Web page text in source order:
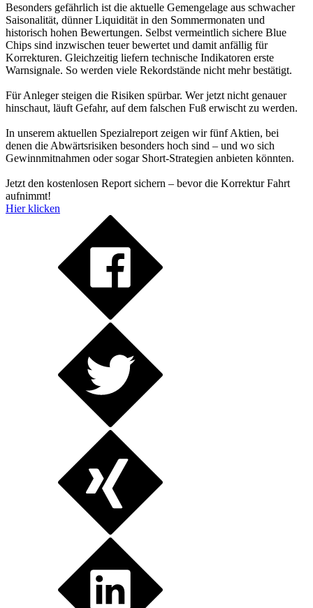
Besonders gefährlich ist die aktuelle Gemengelage aus schwacher
Saisonalität, dünner Liquidität in den Sommermonaten und
historisch hohen Bewertungen. Selbst vermeintlich sichere Blue
Chips sind inzwischen teuer bewertet und damit anfällig für
Korrekturen. Gleichzeitig liefern technische Indikatoren erste
Warnsignale. So werden viele Rekordstände nicht mehr bestätigt.
Für Anleger steigen die Risiken spürbar. Wer jetzt nicht genauer
hinschaut, läuft Gefahr, auf dem falschen Fuß erwischt zu werden.
In unserem aktuellen Spezialreport zeigen wir fünf Aktien, bei
denen die Abwärtsrisiken besonders hoch sind – und wo sich
Gewinnmitnahmen oder sogar Short-Strategien anbieten könnten.
Jetzt den kostenlosen Report sichern – bevor die Korrektur Fahrt
aufnimmt!
Hier klicken